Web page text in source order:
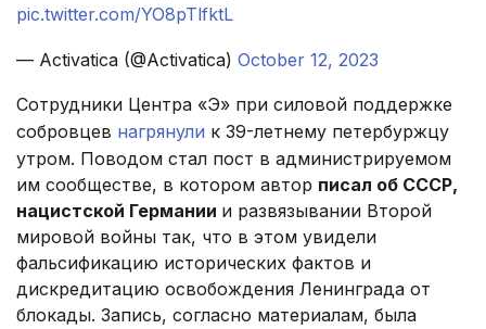
pic.twitter.com/YO8pTlfktL
— Activatica (@Activatica) October 12, 2023
Сотрудники Центра «Э» при силовой поддержке
собровцев нагрянули к 39-летнему петербуржцу
утром. Поводом стал пост в администрируемом
им сообществе, в котором автор писал об СССР,
нацистской Германии и развязывании Второй
мировой войны так, что в этом увидели
фальсификацию исторических фактов и
дискредитацию освобождения Ленинграда от
блокады. Запись, согласно материалам, была